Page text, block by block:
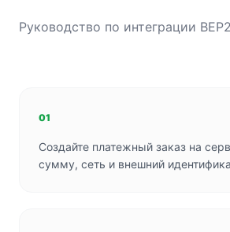
Руководство по интеграции
01
Создайте платежный заказ на
сумму, сеть и внешний